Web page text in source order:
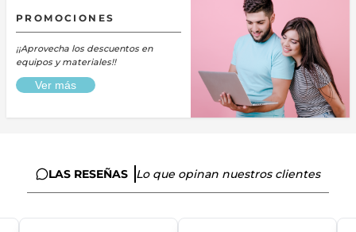
PROMOCIONES
¡¡Aprovecha los descuentos en
equipos y materiales!!
Ver más
LAS RESEÑAS Lo que opinan nuestros clientes